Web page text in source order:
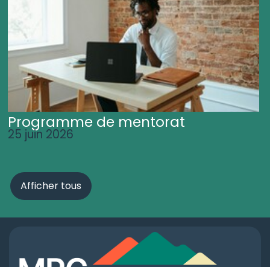
Programme de mentorat
25 juin 2026
Afficher tous